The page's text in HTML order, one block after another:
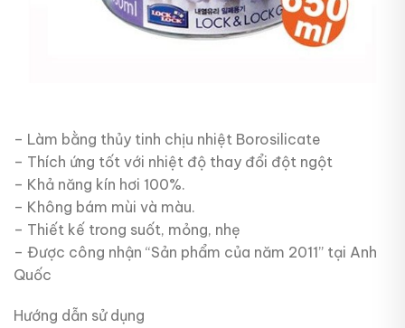
– Làm bằng thủy tinh chịu nhiệt Borosilicate
– Thích ứng tốt với nhiệt độ thay đổi đột ngột
– Khả năng kín hơi 100%.
– Không bám mùi và màu.
– Thiết kế trong suốt, mỏng, nhẹ
– Được công nhận “Sản phẩm của năm 2011” tại Anh
Quốc
Hướng dẫn sử dụng